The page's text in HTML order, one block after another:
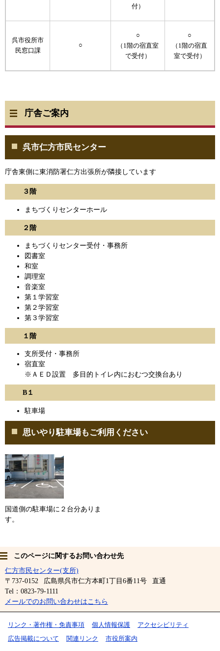
付）
呉市役所市
民窓口課
○
○
（1階の宿直室
で受付）
○
（1階の宿直
室で受付）
庁舎ご案内
呉市仁方市民センター
庁舎東側に東消防署仁方出張所が隣接しています
３階
まちづくりセンターホール
２階
まちづくりセンター受付・事務所
図書室
和室
調理室
音楽室
第１学習室
第２学習室
第３学習室
１階
支所受付・事務所
宿直室
※ＡＥＤ設置 多目的トイレ内におむつ交換台あり
B１
駐車場
思いやり駐車場もご利用ください
国道側の駐車場に２台分ありま
す。
このページに関するお問い合わせ先
仁方市民センター(支所)
〒737-0152
広島県呉市仁方本町1丁目6番11号
直通
Tel：0823-79-1111
メールでのお問い合わせはこちら
リンク・著作権・免責事項 個人情報保護
アクセシビリティ
広告掲載について
関連リンク 市役所案内